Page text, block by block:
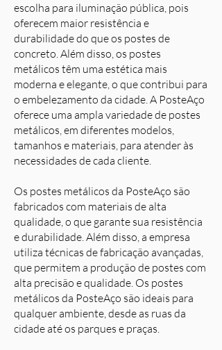
escolha para iluminação pública, pois
oferecem maior resistência e
durabilidade do que os postes de
concreto. Além disso, os postes
metálicos têm uma estética mais
moderna e elegante, o que contribui para
o embelezamento da cidade. A PosteAço
oferece uma ampla variedade de postes
metálicos, em diferentes modelos,
tamanhos e materiais, para atender às
necessidades de cada cliente.
Os postes metálicos da PosteAço são
fabricados com materiais de alta
qualidade, o que garante sua resistência
e durabilidade. Além disso, a empresa
utiliza técnicas de fabricação avançadas,
que permitem a produção de postes com
alta precisão e qualidade. Os postes
metálicos da PosteAço são ideais para
qualquer ambiente, desde as ruas da
cidade até os parques e praças.